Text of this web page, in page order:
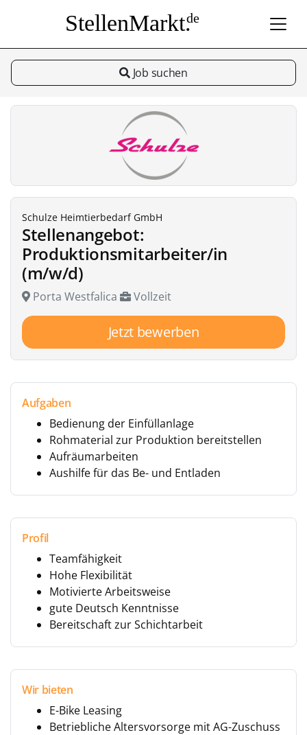
StellenMarkt.de
Job suchen
Schulze Heimtierbedarf GmbH
Stellenangebot:
Produktionsmitarbeiter/in
(m/w/d)
Porta Westfalica Vollzeit
Jetzt bewerben
Aufgaben
Bedienung der Einfüllanlage
Rohmaterial zur Produktion bereitstellen
Aufräumarbeiten
Aushilfe für das Be- und Entladen
Profil
Teamfähigkeit
Hohe Flexibilität
Motivierte Arbeitsweise
gute Deutsch Kenntnisse
Bereitschaft zur Schichtarbeit
Wir bieten
E-Bike Leasing
Betriebliche Altersvorsorge mit AG-Zuschuss